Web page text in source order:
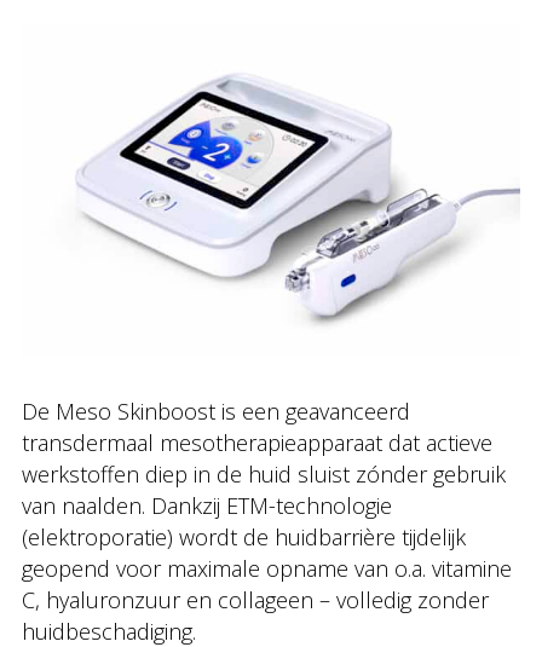
De Meso Skinboost is een geavanceerd
transdermaal mesotherapieapparaat dat actieve
werkstoffen diep in de huid sluist zónder gebruik
van naalden. Dankzij ETM-technologie
(elektroporatie) wordt de huidbarrière tijdelijk
geopend voor maximale opname van o.a. vitamine
C, hyaluronzuur en collageen – volledig zonder
huidbeschadiging.